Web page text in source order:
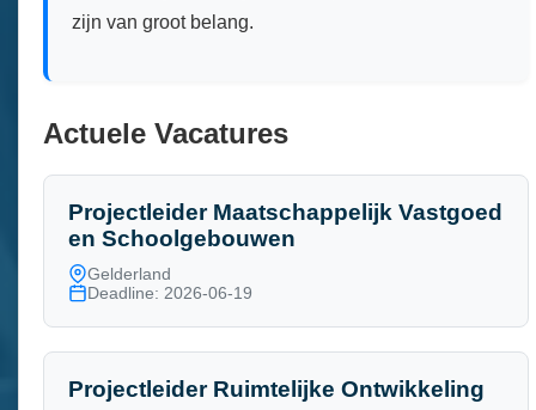
zijn van groot belang.
Actuele Vacatures
Projectleider Maatschappelijk Vastgoed
en Schoolgebouwen
Gelderland
Deadline: 2026-06-19
Projectleider Ruimtelijke Ontwikkeling